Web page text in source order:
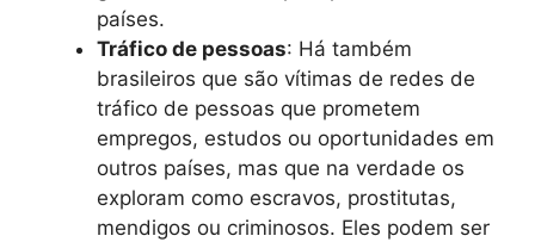
países.
Tráfico de pessoas: Há também
brasileiros que são vítimas de redes de
tráfico de pessoas que prometem
empregos, estudos ou oportunidades em
outros países, mas que na verdade os
exploram como escravos, prostitutas,
mendigos ou criminosos. Eles podem ser